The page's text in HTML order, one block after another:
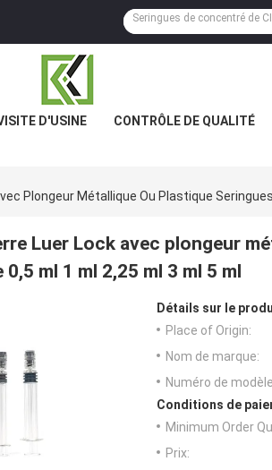
D'USINE CONTRÔLE DE QUALITÉ
Plongeur Métallique Ou Plastique
Luer Lock avec plongeur
ml 1 ml 2,25 ml 3 ml 5 ml
Détails sur le
Place of Origin:
Nom de marque:
Numéro de
Conditions de
Minimum Order
Prix: